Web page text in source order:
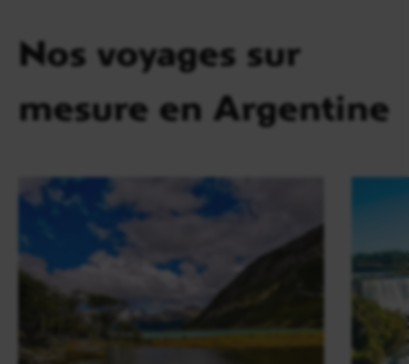
Nos voyages sur
mesure en Argentine